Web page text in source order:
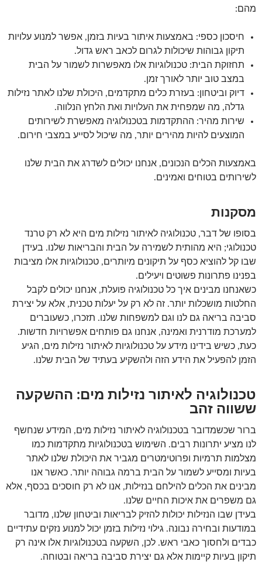
מהם:
חיסכון כספי: באמצעות איתור בעיות בזמן, אפשר למנוע עלויות
תיקון גבוהות שיכולות לגרום לכאב ראש גדול.
תחזוקת הבית: טכנולוגיות אלו מאפשרות לשמור על הבית
במצב טוב יותר לאורך זמן.
דיוק וביטחון: בעזרת כלים מתקדמים, היכולת שלנו לאתר נזילות
גדלה, מה שמפחית את העלויות ואת הלחץ הנלווה.
שירות מהיר: ההתקדמות בטכנולוגיה מאפשרת לשירותים
המוצעים להיות מהירים יותר, מה שיכול לסייע במצבי חירום.
באמצעות הכלים הנכונים, אנחנו יכולים לשדרג את הבית שלנו
לשירותים בטוחים ואמינים.
מסקנות
בסופו של דבר, טכנולוגיה לאיתור נזילות מים היא לא רק טרנד
טכנולוגי; היא מהותית לשמירה על הבית והבריאות שלנו. בעידן
שבו קל להוציא כסף על תיקונים מיותרים, טכנולוגיות אלו מציבות
בפנינו פתרונות פשוטים ויעילים.
כשאנחנו מבינים איך כל טכנולוגיה פועלת, אנחנו יכולים לקבל
החלטות מושכלות יותר. זה לא רק על יעלות טכנית, אלא על יצירת
סביבה בריאה גם לנו וגם למשפחות שלנו. תזכרו, כשעוברים
למערכת מודרנית ואמינה, אנחנו גם פותחים אפשרויות חדשות.
כעת, כשיש בידינו מידע על טכנולוגיות לאיתור נזילות מים, הגיע
הזמן להפעיל את הידע הזה ולהשקיע בעתיד של הבית שלנו.
טכנולוגיה לאיתור נזילות מים: ההשקעה
ששווה זהב
ברור שכשמדובר בטכנולוגיה לאיתור נזילות מים, המידע שנחשף
לנו מציע יתרונות רבים. השימוש בטכנולוגיות מתקדמות כמו
מצלמות תרמיות ופרוטימטרים מגביר את היכולת שלנו לאתר
בעיות ומסייע לשמור על הבית ברמה גבוהה יותר. כאשר אנו
מבינים את הכלים להילחם בנזילות, אנו לא רק חוסכים בכסף, אלא
גם משפרים את איכות החיים שלנו.
בעידן שבו הנזילות יכולות להזיק לבריאות וביטחון שלנו, מדובר
במודעות ובחירה נבונה. גילוי נזילות בזמן יכול למנוע נזקים עתידיים
כבדים ולחסוך כאבי ראש. לכן, השקעה בטכנולוגיות אלו אינה רק
תיקון בעיות קיימות אלא גם יצירת סביבה בריאה ובטוחה.